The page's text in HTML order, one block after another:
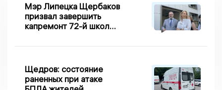
Мэр Липецка Щербаков
призвал завершить
капремонт 72-й школы
Щедров: состояние
раненных при атаке